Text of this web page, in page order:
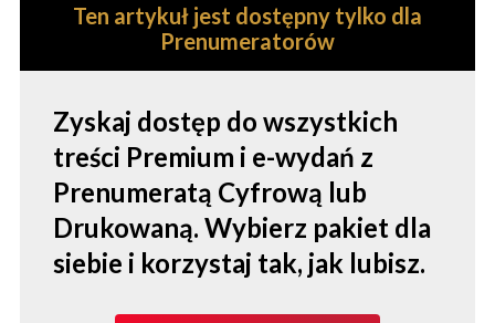
Ten artykuł jest dostępny tylko dla
Prenumeratorów
Zyskaj dostęp do wszystkich
treści Premium i e-wydań z
Prenumeratą Cyfrową lub
Drukowaną. Wybierz pakiet dla
siebie i korzystaj tak, jak lubisz.